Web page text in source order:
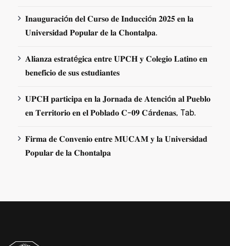
𝐈𝐧𝐚𝐮𝐠𝐮𝐫𝐚𝐜𝐢ó𝐧 𝐝𝐞𝐥 𝐂𝐮𝐫𝐬𝐨 𝐝𝐞 𝐈𝐧𝐝𝐮𝐜𝐜𝐢ó𝐧 𝟐𝟎𝟐𝟓 𝐞𝐧 𝐥𝐚
𝐔𝐧𝐢𝐯𝐞𝐫𝐬𝐢𝐝𝐚𝐝 𝐏𝐨𝐩𝐮𝐥𝐚𝐫 𝐝𝐞 𝐥𝐚 𝐂𝐡𝐨𝐧𝐭𝐚𝐥𝐩𝐚.
𝐀𝐥𝐢𝐚𝐧𝐳𝐚 𝐞𝐬𝐭𝐫𝐚𝐭é𝐠𝐢𝐜𝐚 𝐞𝐧𝐭𝐫𝐞 𝐔𝐏𝐂𝐇 𝐲 𝐂𝐨𝐥𝐞𝐠𝐢𝐨 𝐋𝐚𝐭𝐢𝐧𝐨 𝐞𝐧
𝐛𝐞𝐧𝐞𝐟𝐢𝐜𝐢𝐨 𝐝𝐞 𝐬𝐮𝐬 𝐞𝐬𝐭𝐮𝐝𝐢𝐚𝐧𝐭𝐞𝐬
𝐔𝐏𝐂𝐇 𝐩𝐚𝐫𝐭𝐢𝐜𝐢𝐩𝐚 𝐞𝐧 𝐥𝐚 𝐉𝐨𝐫𝐧𝐚𝐝𝐚 𝐝𝐞 𝐀𝐭𝐞𝐧𝐜𝐢ó𝐧 𝐚𝐥 𝐏𝐮𝐞𝐛𝐥𝐨
𝐞𝐧 𝐓𝐞𝐫𝐫𝐢𝐭𝐨𝐫𝐢𝐨 𝐞𝐧 𝐞𝐥 𝐏𝐨𝐛𝐥𝐚𝐝𝐨 𝐂-𝟎𝟗 𝐂á𝐫𝐝𝐞𝐧𝐚𝐬, Tab.
𝐅𝐢𝐫𝐦𝐚 𝐝𝐞 𝐂𝐨𝐧𝐯𝐞𝐧𝐢𝐨 𝐞𝐧𝐭𝐫𝐞 𝐌𝐔𝐂𝐀𝐌 𝐲 𝐥𝐚 𝐔𝐧𝐢𝐯𝐞𝐫𝐬𝐢𝐝𝐚𝐝
𝐏𝐨𝐩𝐮𝐥𝐚𝐫 𝐝𝐞 𝐥𝐚 𝐂𝐡𝐨𝐧𝐭𝐚𝐥𝐩𝐚